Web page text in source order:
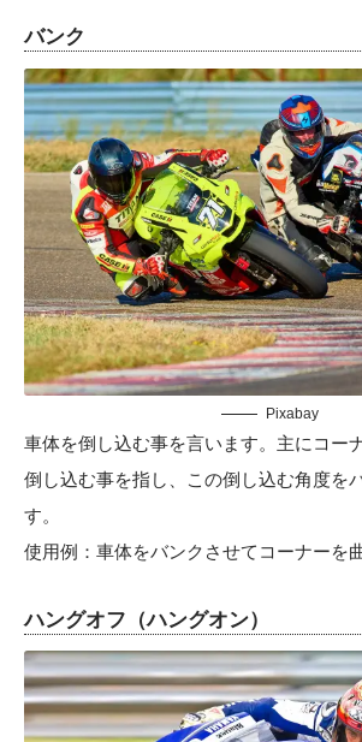
バンク
Pixabay
車体を倒し込む事を言います。主にコー
倒し込む事を指し、この倒し込む角度を
す。
使用例：車体をバンクさせてコーナーを
ハングオフ（ハングオン）